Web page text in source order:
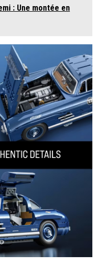
: Une montée en